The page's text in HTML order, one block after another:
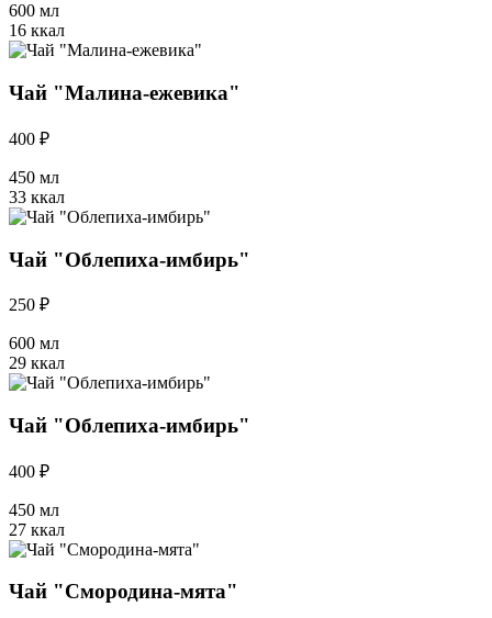
600 мл
16 ккал
Чай "Малина-ежевика"
400 ₽
450 мл
33 ккал
Чай "Облепиха-имбирь"
250 ₽
600 мл
29 ккал
Чай "Облепиха-имбирь"
400 ₽
450 мл
27 ккал
Чай "Смородина-мята"